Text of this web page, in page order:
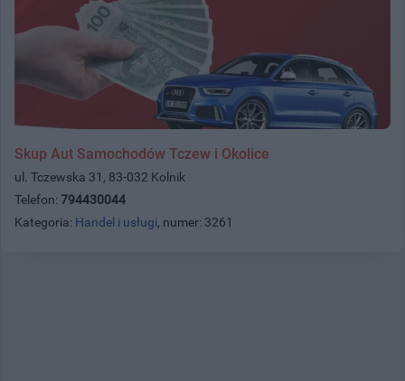
Skup Aut Samochodów Tczew i Okolice
ul. Tczewska 31, 83-032 Kolnik
Telefon: 794430044
Kategoria: Handel i usługi, numer: 3261